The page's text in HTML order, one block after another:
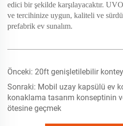
edici bir şekilde karşılayacaktır.
ve tercihinize uygun, kaliteli ve
prefabrik ev sunalım.
Önceki: 20ft genişletilebilir
Sonraki: Mobil uzay kapsülü ev
konaklama tasarım konseptinin
ötesine geçmek